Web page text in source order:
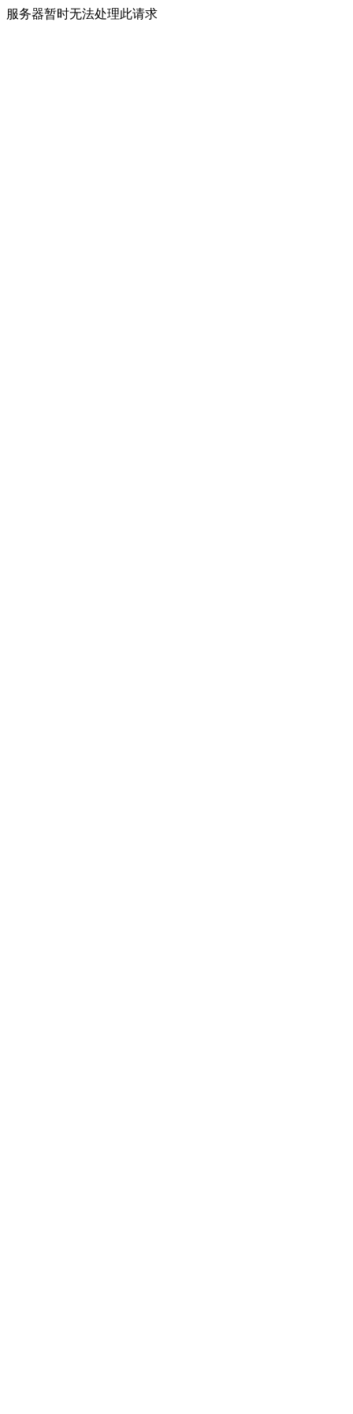
服务器暂时无法处理此请求